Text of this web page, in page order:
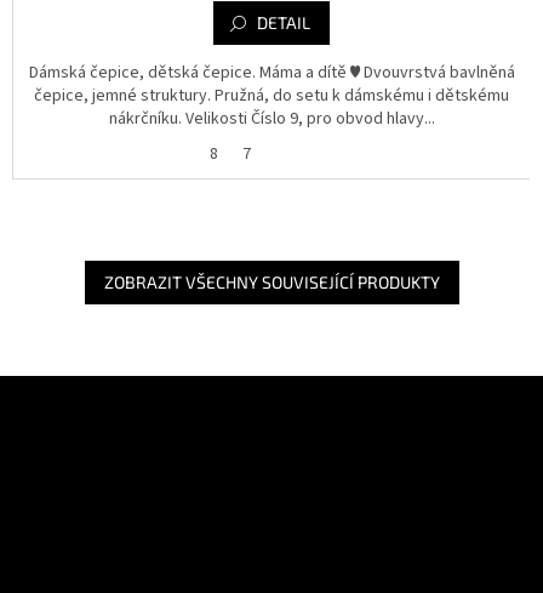
DETAIL
Dámská čepice, dětská čepice. Máma a dítě ♥️ Dvouvrstvá bavlněná
čepice, jemné struktury. Pružná, do setu k dámskému i dětskému
nákrčníku. Velikosti Číslo 9, pro obvod hlavy...
8
7
ZOBRAZIT VŠECHNY SOUVISEJÍCÍ PRODUKTY